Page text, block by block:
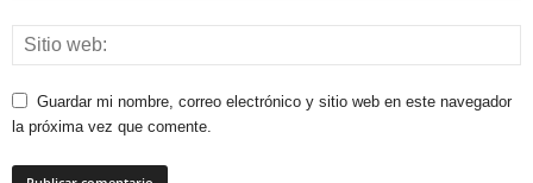
Guardar mi nombre, correo electrónico y sitio web en este navegador
la próxima vez que comente.